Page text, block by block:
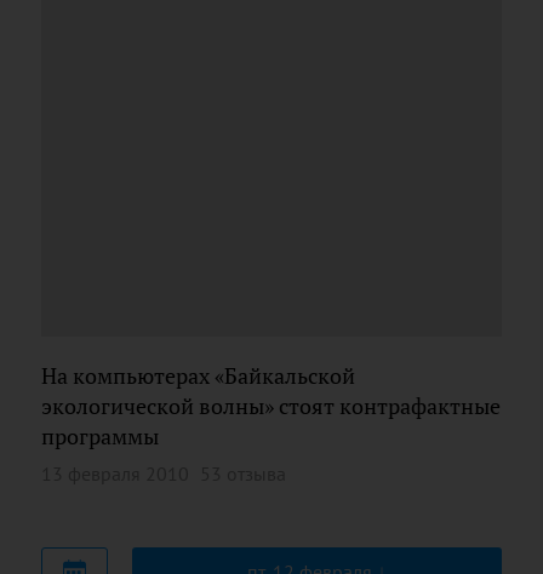
На компьютерах «Байкальской
экологической волны» стоят контрафактные
программы